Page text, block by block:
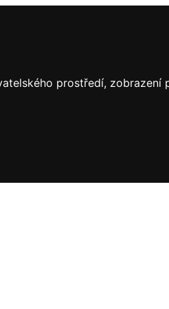
prostředí, zobrazení